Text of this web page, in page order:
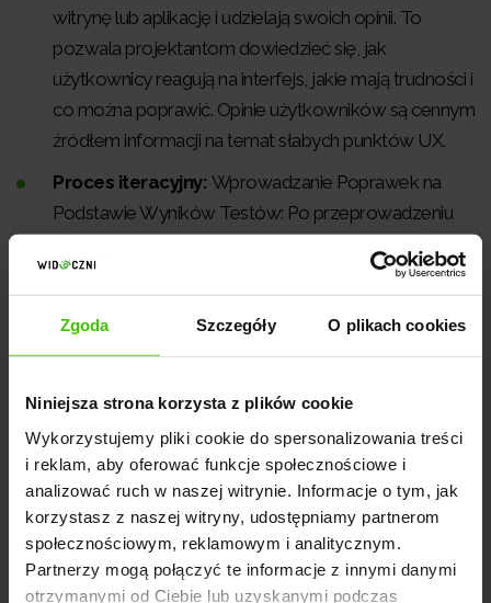
Zgoda Szczegóły O plikach cookies
Niniejsza strona korzysta z plików cookie
Wykorzystujemy pliki cookie do spersonalizowania treści
i reklam, aby oferować funkcje społecznościowe i
analizować ruch w naszej witrynie. Informacje o tym, jak
korzystasz z naszej witryny, udostępniamy partnerom
społecznościowym, reklamowym i analitycznym.
Partnerzy mogą połączyć te informacje z innymi danymi
otrzymanymi od Ciebie lub uzyskanymi podczas
witrynę lub aplikację i udzielają swoich opinii. To
pozwala projektantom dowiedzieć się, jak
użytkownicy reagują na interfejs, jakie mają trudności i
co można poprawić. Opinie użytkowników są cennym
źródłem informacji na temat słabych punktów UX.
Proces iteracyjny: Wprowadzanie Poprawek na
Podstawie Wyników Testów: Po przeprowadzeniu
oznacza, że na podstawie zebranych opinii i wyników
proces ciągły, który ma na celu stopniowe
usprawnienia i dostosowuje platformę do potrzeb
użytkowników.
Optymalizacja wydajności i szybkości strony lub
aplikacji:Wydajność i szybkość działania platformy
mają ogromne znaczenie dla doświadczeń
użytkownika. Dłużej ładujące się strony czy aplikacje
mogą zniechęcić użytkowników. Dlatego